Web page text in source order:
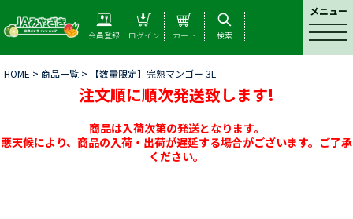
メニュー
t
a
会員登録 ログイン カート 検索
HOME > 商品一覧 > 【数量限定】完熟マンゴー 3L
注文順に順次発送致します!
商品は入荷次第の発送となります。
悪天候により、商品の入荷・出荷が遅延する場合がございます。ご了承
ください。